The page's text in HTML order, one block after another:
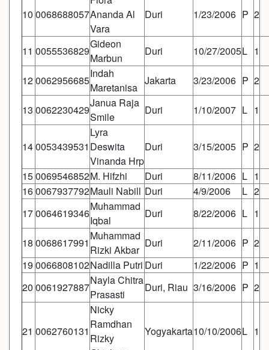
10 0068688057Ananda Al
Vara
Duri 1/23/2006 P 2
11 0055536829
Gideon
Marbun
Duri 10/27/2005L 1
120062956685
Indah
Maretanisa
Jakarta 3/23/2006 P 2
13 0062230429
Janua Raja
Smile
Duri 1/10/2007 L 1
140053439531
Lyra
Deswita
Vinanda Hrp
Duri 3/15/2005 P 2
150069546852M. Hifzhi Duri 8/11/2006 L 1
160067937792Mauli Nabill Duri 4/9/2006 L 2
170064619346
Muhammad
Iqbal
Duri 8/22/2006 L 1
18 0068617991
Muhammad
Rizki Akbar
Duri 2/11/2006 P 2
19 0066808102Nadilla Putri Duri 1/22/2006 P 1
20 0061927887
Nayla Chitra
Prasasti
Duri, Riau 3/16/2006 P 2
21 0062760131
Nicky
Ramdhan
Rizky
Yogyakarta10/10/2006L 1